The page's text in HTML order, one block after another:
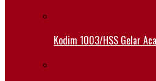
Kodim 1003/HSS Gelar